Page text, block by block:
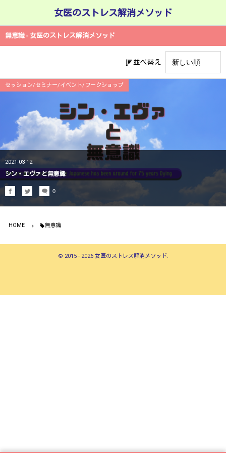
女医のストレス解消メソッド
無意識 - 女医のストレス解消メソッド
並べ替え
セッション/セミナー/イベント/ワークショップ
2021-03-12
シン・エヴァと無意識
0
HOME 無意識
© 2015 - 2026 女医のストレス解消メソッド.